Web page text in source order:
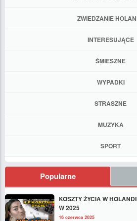
ZWIEDZANIE
INTERESUJĄCE
ŚMIESZNE
WYPADKI
STRASZNE
MUZYKA
SPORT
Popularne
KOSZTY ŻYCIA W
W 2025
16 czerwca 2025